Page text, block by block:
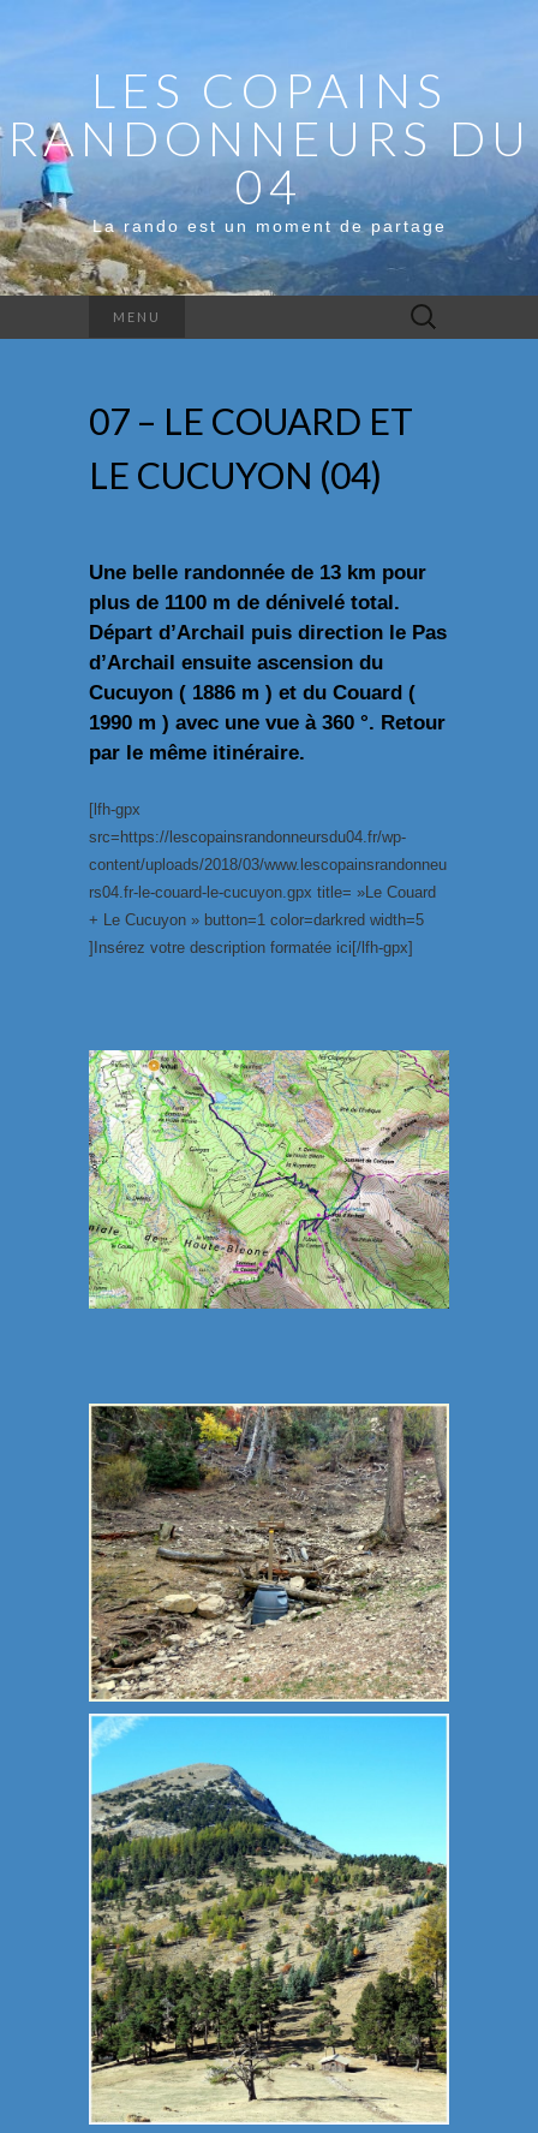
LES COPAINS
RANDONNEURS DU
04
La rando est un moment de partage
MENU Rechercher :
07 – LE COUARD ET
LE CUCUYON (04)
Une belle randonnée de 13 km pour
plus de 1100 m de dénivelé total.
Départ d’Archail puis direction le Pas
d’Archail ensuite ascension du
Cucuyon ( 1886 m ) et du Couard (
1990 m ) avec une vue à 360 °. Retour
par le même itinéraire.
[lfh-gpx
src=https://lescopainsrandonneursdu04.fr/wp-
content/uploads/2018/03/www.lescopainsrandonneu
rs04.fr-le-couard-le-cucuyon.gpx title= »Le Couard
+ Le Cucuyon » button=1 color=darkred width=5
]Insérez votre description formatée ici[/lfh-gpx]